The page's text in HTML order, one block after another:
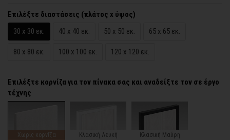
Επιλέξτε διαστάσεις (πλάτος x ύψος)
30 x 30 εκ.
40 x 40 εκ. 50 x 50 εκ. 65 x 65 εκ.
80 x 80 εκ. 100 x 100 εκ. 120 x 120 εκ.
Επιλέξτε κορνίζα για τον πίνακα σας και αναδείξτε τον σε έργο
τέχνης
Χωρίς κορνίζα Κλασική Λευκή Κλασική Μαύρη